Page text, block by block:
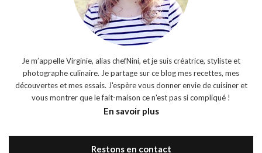
Je m’appelle Virginie, alias chefNini, et je suis créatrice, styliste et
photographe culinaire. Je partage sur ce blog mes recettes, mes
découvertes et mes essais. J'espère vous donner envie de cuisiner et
vous montrer que le fait-maison ce n'est pas si compliqué !
En savoir plus
Restons en contact